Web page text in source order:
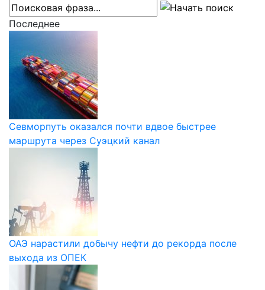
Последнее
Севморпуть оказался почти вдвое быстрее
маршрута через Суэцкий канал
ОАЭ нарастили добычу нефти до рекорда после
выхода из ОПЕК